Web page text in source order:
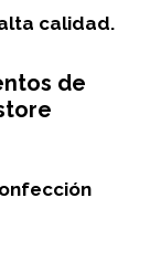
calidad.
de